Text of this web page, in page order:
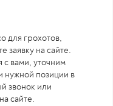
для грохотов,
заявку на сайте.
с вами, уточним
нужной позиции в
звонок или
сайте.